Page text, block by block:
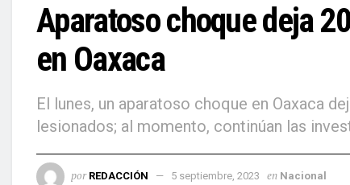
Aparatoso choque deja
en Oaxaca
El lunes, un aparatoso choque en Oaxaca
lesionados; al momento, continúan las
por REDACCIÓN 5 septiembre, 2023 en Nacional